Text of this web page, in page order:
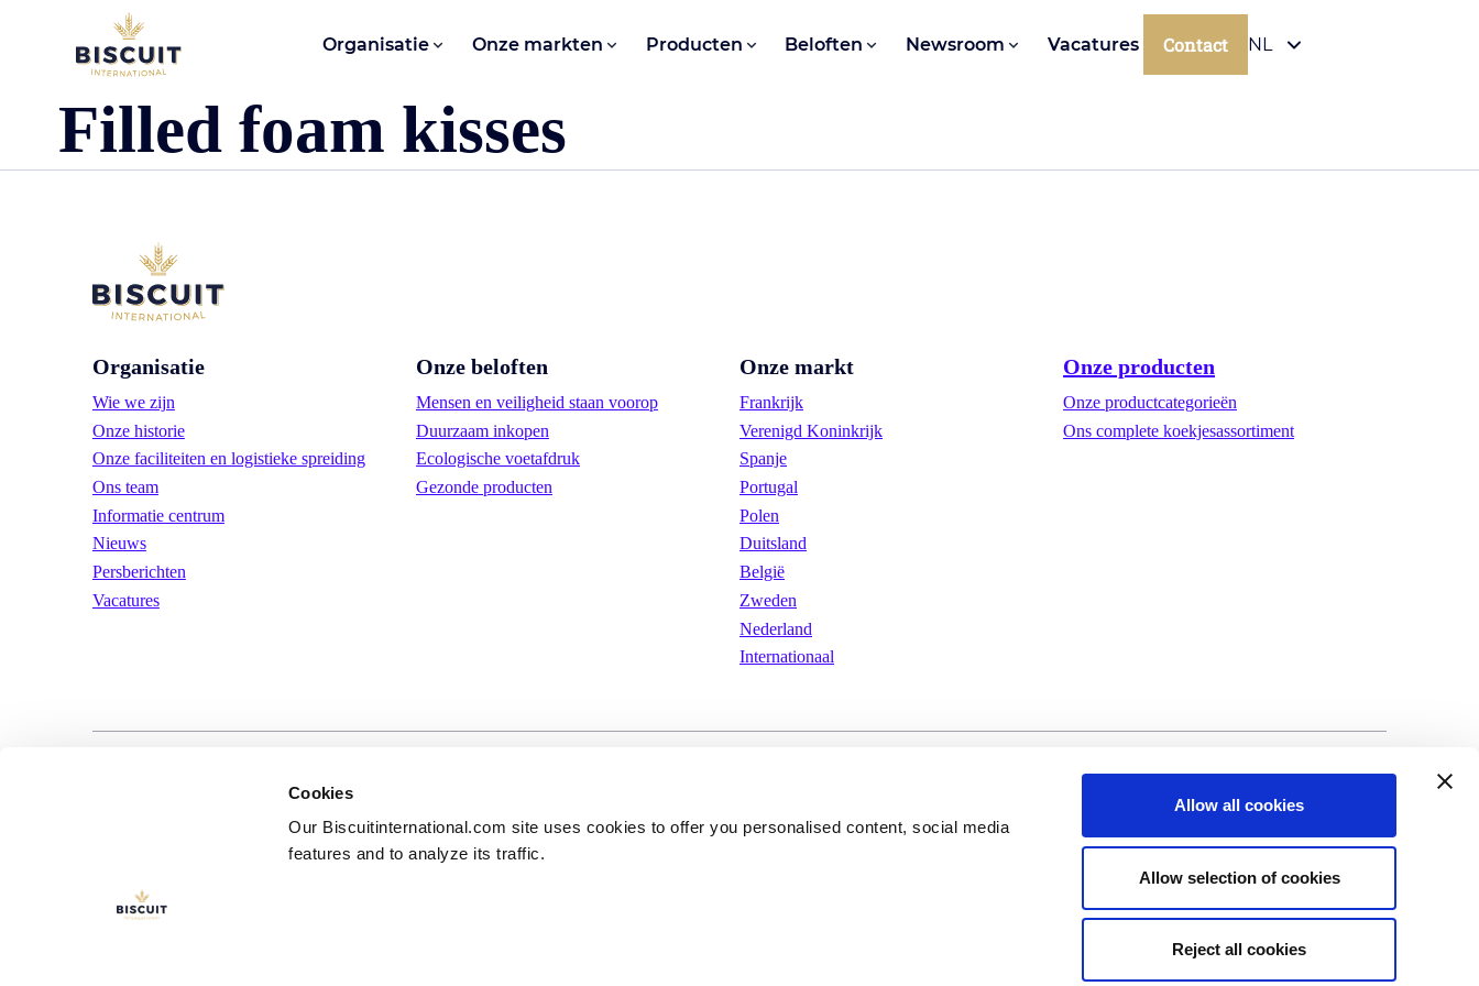
Cookies
Our Biscuitinternational.com site uses cookies to offer you personalised content, social media
features and to analyze its traffic.
Allow all cookies
Allow selection of cookies
Reject all cookies
Aller au contenu Organisatie Onze markten Producten Beloften Newsroom Vacatures Contact NL
Filled foam kisses
Organisatie
Wie we zijn
Onze historie
Onze faciliteiten en logistieke spreiding
Ons team
Informatie centrum
Nieuws
Persberichten
Vacatures
Onze beloften
Mensen en veiligheid staan voorop
Duurzaam inkopen
Ecologische voetafdruk
Gezonde producten
Onze markt
Frankrijk
Verenigd Koninkrijk
Spanje
Portugal
Polen
Duitsland
België
Zweden
Nederland
Internationaal
Onze producten
Onze productcategorieën
Ons complete koekjesassortiment
©Biscuit International 2023